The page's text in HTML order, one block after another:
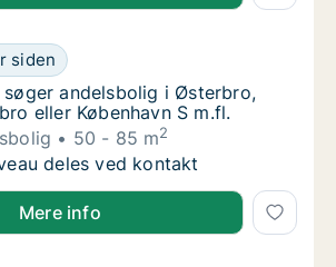
søger andelsbolig i Østerbro,
siden
søger andelsbolig i Østerbro,
søger andelsbolig i Østerbro,
eller København S m.fl.
50 - 85 m2
søger andelsbolig i Østerbro,
deles ved kontakt
i Østerbro, Nørrebro eller
Mere info